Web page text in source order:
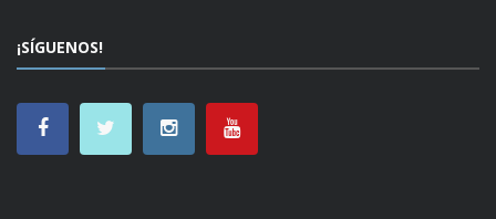
¡SÍGUENOS!